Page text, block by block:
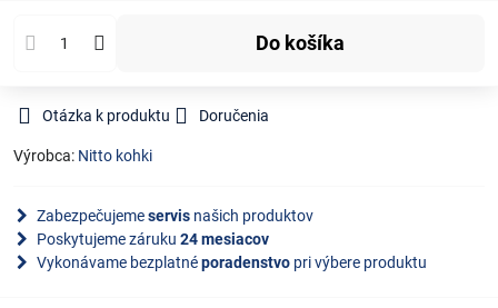
Do košíka
Otázka k produktu Doručenia
Výrobca: Nitto kohki
Zabezpečujemeservis našich produktov
Poskytujeme záruku 24 mesiacov
Vykonávame bezplatnéporadenstvo pri výbere produktu